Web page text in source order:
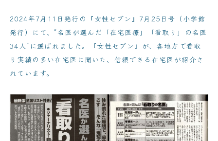
2024年7月11日発行の『女性セブン』7月25日号（小学館
発行）にて、“名医が選んだ「在宅医療」「看取り」の名医
34人”に選ばれました。『女性セブン』が、各地方で看取
り実績の多い在宅医に聞いた、信頼できる在宅医が紹介さ
れています。